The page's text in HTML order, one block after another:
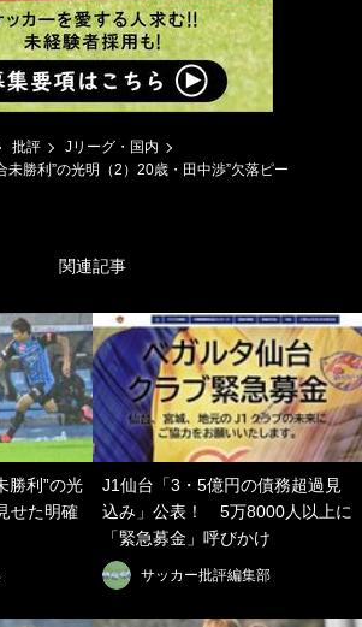
批評
Jリーグ・国内
未勝利”の光明（2）20歳・田中渉”欠落ピー
関連記事
勝利”の光
せた明確
J1仙台「3・5億円の債務超過見
込み」公表！ 5万8000人以上に
「緊急募金」呼びかけ
サッカー批評編集部